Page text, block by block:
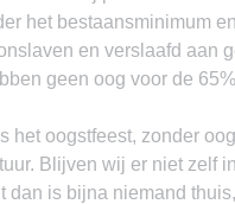
het bestaansminimum
en verslaafd aan
geen oog voor de
het oogstfeest, zonder
Blijven wij er niet zelf
dan is bijna niemand